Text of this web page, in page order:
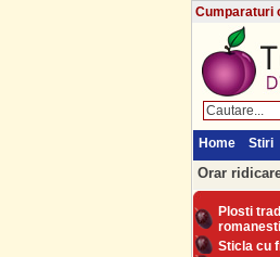
Cumparaturi
Home Stiri
Orar
Plosti
romanesti
Sticla cu